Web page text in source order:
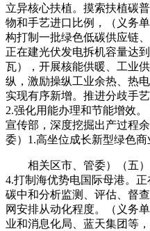
立异核心扶植。摸索扶植碳
物和手艺进口比例，（义务
构打制一批绿色低碳供应链
正在建光伏发电拆机容量达
瓦），开展核能供暖、工业
纵，激励操纵工业余热、热
实现有序新增。推进分歧手
2.强化用能办理和节能增效
宣传部，深度挖掘出产过程
委）1.高坐位成长新型绿色商
相关区市、管委）（五）
4.打制海优势电国际母港。
碳中和分析监测、评估、督
网安排从动化程度。（义务
业和消息化局、蓝天集团等